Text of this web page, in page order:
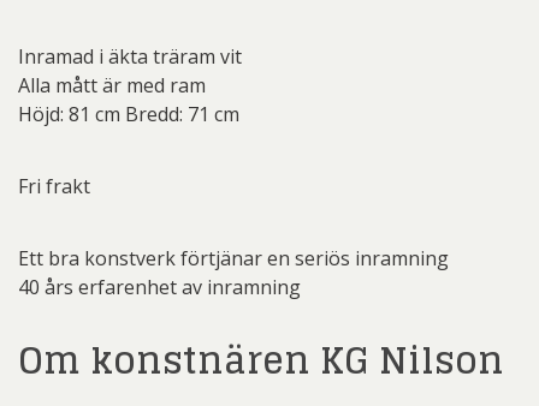
Inramad i äkta träram vit
Alla mått är med ram
Höjd: 81 cm Bredd: 71 cm
Fri frakt
Ett bra konstverk förtjänar en seriös inramning
40 års erfarenhet av inramning
Om konstnären KG Nilson